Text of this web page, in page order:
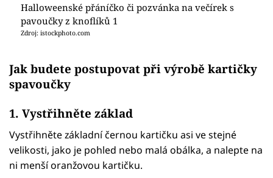
Halloweenské přáníčko či pozvánka na večírek s
pavoučky z knoflíků 1
Zdroj: istockphoto.com
Jak budete postupovat při výrobě kartičky
spavoučky
1. Vystřihněte základ
Vystřihněte základní černou kartičku asi ve stejné
velikosti, jako je pohled nebo malá obálka, a nalepte na
ni menší oranžovou kartičku.